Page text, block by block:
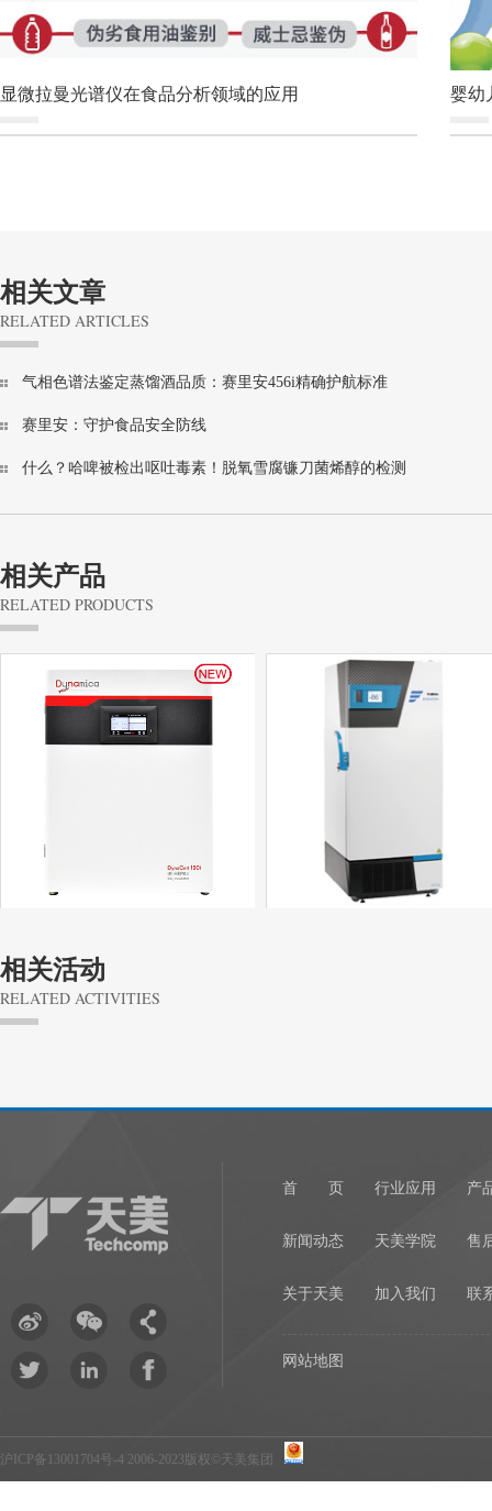
显微拉曼光谱仪在⻝品分析领域的应⽤ 婴幼
相关文章
RELATED ARTICLES
气相色谱法鉴定蒸馏酒品质：赛里安456i精确护航标准
赛里安：守护食品安全防线
什么？哈啤被检出呕吐毒素！脱氧雪腐镰刀菌烯醇的检测
相关产品
RELATED PRODUCTS
相关活动
RELATED ACTIVITIES
首 页 行业应用 产
新闻动态 天美学院 售
关于天美 加入我们 联
网站地图
沪ICP备13001704号-4 2006-2023版权©天美集团